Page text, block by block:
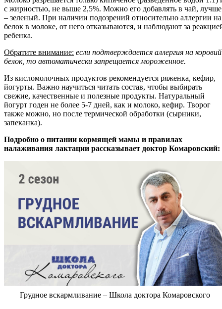
с жирностью, не выше 2,5%. Можно его добавлять в чай, лучше
– зеленый. При наличии подозрений относительно аллергии на
белок в молоке, от него отказываются, и наблюдают за
ребенка.
Обратите внимание: если подтверждается аллергия на коровий
белок, то автоматически запрещается мороженное.
Из кисломолочных продуктов рекомендуется ряженка, кефир,
йогурты. Важно научиться читать состав, чтобы выбирать
свежие, качественные и полезные продукты. Натуральный
йогурт годен не более 5-7 дней, как и молоко, кефир. Творог
также можно, но после термической обработки (сырники,
запеканка).
Подробно о питании кормящей мамы и правилах
налаживания лактации рассказывает доктор Комаровский:
Грудное вскармливание – Школа доктора Комаровского